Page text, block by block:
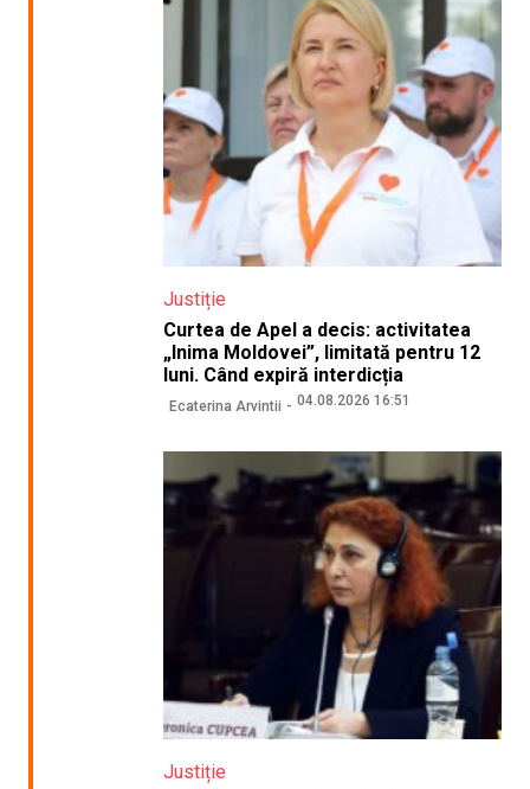
Justiție
Curtea de Apel a decis: activitatea
„Inima Moldovei”, limitată pentru 12
luni. Când expiră interdicția
Ecaterina Arvintii 04.08.2026 16:51
Justiție